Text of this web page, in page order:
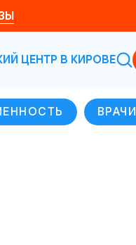
ЦЕНТР В КИРОВЕ
ВРАЧИ